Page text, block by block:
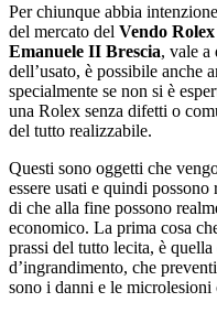
Per chiunque abbia
del mercato del Vendo
Emanuele II Brescia, vale a
dell’usato, è possibile anche
specialmente se non si è
una Rolex senza difetti o
del tutto realizzabile.
Questi sono oggetti che
essere usati e quindi
di che alla fine possono
economico. La prima cosa
prassi del tutto lecita, è
d’ingrandimento, che
sono i danni e le microlesioni